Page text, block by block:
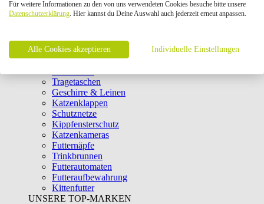
Intelligenzspielzeug
Laserpointer & Elektrospielzeug
Clicker & Target Sticks für Katzen
Weiteres Katzenspielzeug
Transportboxen
Tragetaschen
Geschirre & Leinen
Katzenklappen
Schutznetze
Kippfensterschutz
Katzenkameras
Futternäpfe
Trinkbrunnen
Futterautomaten
Futteraufbewahrung
Kittenfutter
UNSERE TOP-MARKEN
Für weitere Informationen zu den von uns verwendeten Cookies besuche bitte unsere
Datenschutzerklärung. Hier kannst du Deine Auswahl auch jederzeit erneut anpassen.
Alle Cookies akzeptieren Individuelle Einstellungen